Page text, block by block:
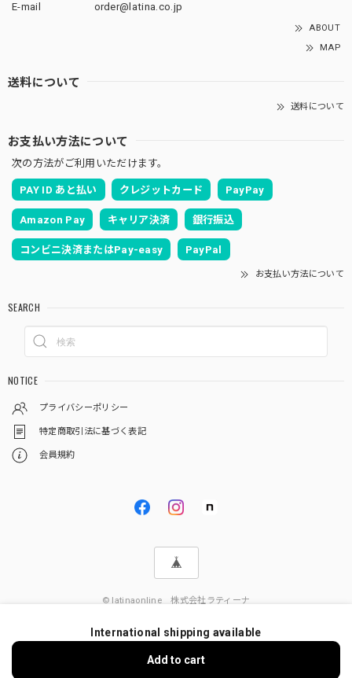
E-mail
order@latina.co.jp
ABOUT
MAP
送料について
送料について
お支払い方法について
次の方法がご利用いただけます。
PAY ID あと払い クレジットカード PayPay
Amazon Pay キャリア決済 銀行振込
コンビニ決済またはPay-easy PayPal
お支払い方法について
SEARCH
NOTICE
プライバシーポリシー
特定商取引法に基づく表記
会員規約
© latinaonline 株式会社ラティーナ
International shipping available
Add to cart